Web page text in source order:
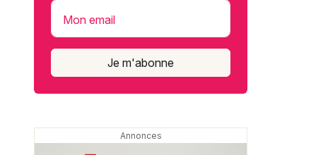
Mon email
Je m'abonne